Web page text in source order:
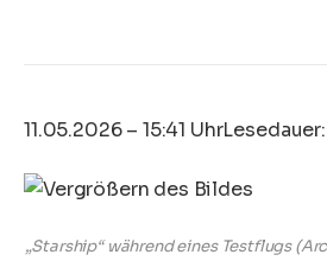
11.05.2026 – 15:41 Uhr
„Starship“ während eines Testflugs